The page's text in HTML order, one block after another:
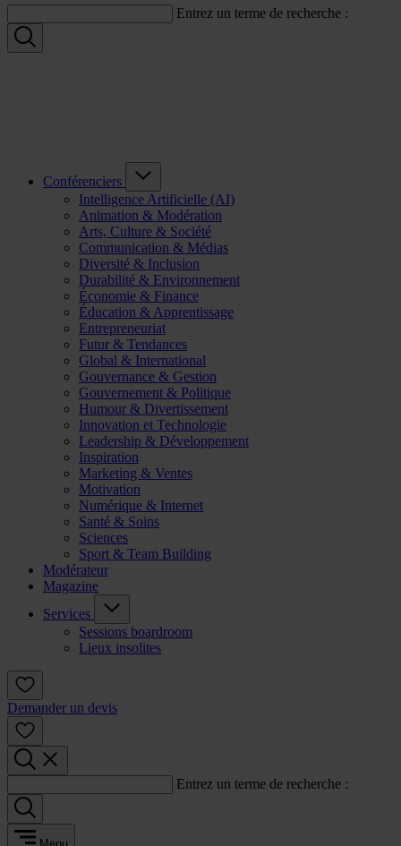
Entrez un terme de recherche :
Conférenciers
Intelligence Artificielle (AI)
Animation & Modération
Arts, Culture & Société
Communication & Médias
Diversité & Inclusion
Durabilité & Environnement
Économie & Finance
Éducation & Apprentissage
Entrepreneuriat
Futur & Tendances
Global & International
Gouvernance & Gestion
Gouvernement & Politique
Humour & Divertissement
Innovation et Technologie
Leadership & Développement
Inspiration
Marketing & Ventes
Motivation
Numérique & Internet
Santé & Soins
Sciences
Sport & Team Building
Modérateur
Magazine
Services
Sessions boardroom
Lieux insolites
Demander un devis
Entrez un terme de recherche :